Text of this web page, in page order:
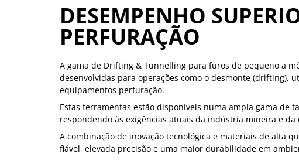
DESEMPENHO
PERFURAÇÃO
A gama de Drifting & Tunnelling para furos de pequeno a
desenvolvidas para operações como o desmonte (drifting),
equipamentos perfuração.
Estas ferramentas estão disponíveis numa ampla gama de
respondendo às exigências atuais da indústria mineira e
A combinação de inovação tecnológica e materiais de alta
fiável, elevada precisão e uma maior durabilidade em